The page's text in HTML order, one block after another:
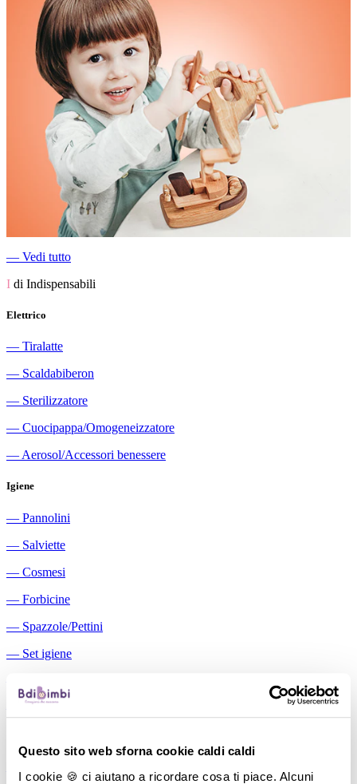
Questo sito web sforna cookie caldi caldi
I cookie 🍪 ci aiutano a ricordare cosa ti piace. Alcuni
― Vedi tutto
I di Indispensabili
Elettrico
― Tiralatte
― Scaldabiberon
― Sterilizzatore
― Cuocipappa/Omogeneizzatore
― Aerosol/Accessori benessere
Igiene
― Pannolini
― Salviette
― Cosmesi
― Forbicine
― Spazzole/Pettini
― Set igiene
Aspiratori nasali manuali
―
Cuscini allattamento